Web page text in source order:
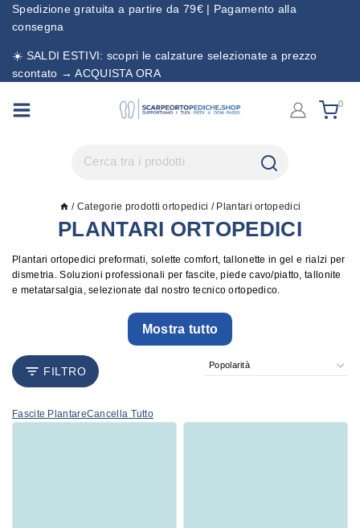
Spedizione gratuita a partire da 79€ | Pagamento alla
consegna
☀️ SALDI ESTIVI: scopri le calzature selezionate a prezzo
scontato → ACQUISTA ORA
0
/ Categorie prodotti ortopedici / Plantari ortopedici
PLANTARI ORTOPEDICI
Plantari ortopedici preformati, solette comfort, tallonette in gel e rialzi per
dismetria. Soluzioni professionali per fascite, piede cavo/piatto, tallonite
e metatarsalgia, selezionate dal nostro tecnico ortopedico.
Mostra tutto
FILTRO
Fascite PlantareCancella Tutto